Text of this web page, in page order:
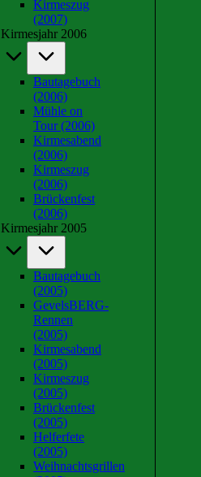
Kirmeszug
(2007)
Kirmesjahr 2006
Bautagebuch
(2006)
Mühle on
Tour (2006)
Kirmesabend
(2006)
Kirmeszug
(2006)
Brückenfest
(2006)
Kirmesjahr 2005
Bautagebuch
(2005)
GevelsBERG-
Rennen
(2005)
Kirmesabend
(2005)
Kirmeszug
(2005)
Brückenfest
(2005)
Helferfete
(2005)
Weihnachtsgrillen